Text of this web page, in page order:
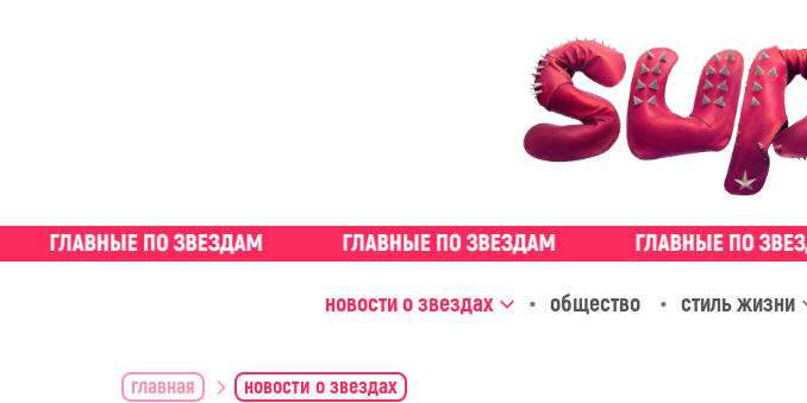
новости о звездах общество стиль жизни
главная новости о звездах